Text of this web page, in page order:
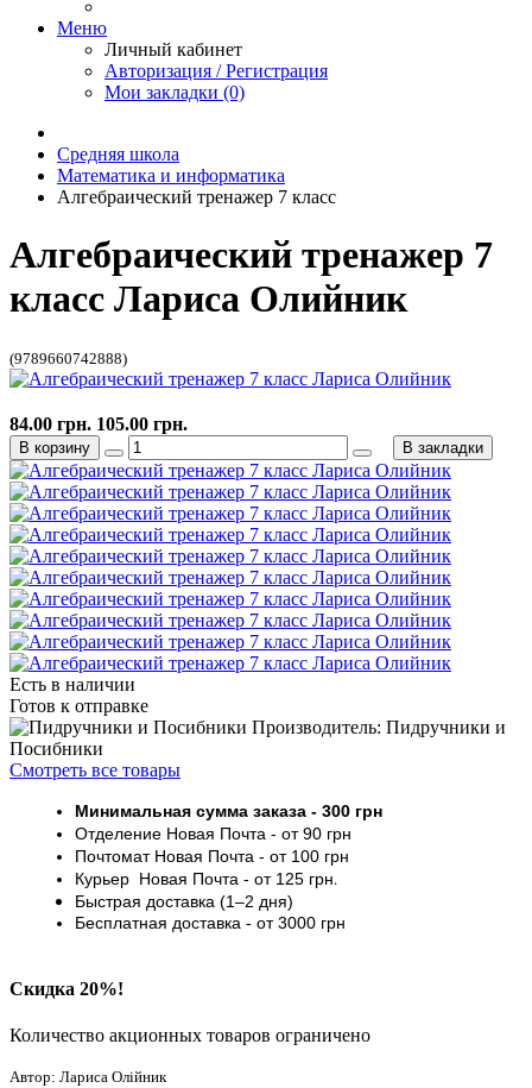
Меню
Личный кабинет
Авторизация / Регистрация
Мои закладки (0)
Средняя школа
Математика и информатика
Алгебраический тренажер 7 класс
Алгебраический тренажер 7
класс Лариса Олийник
(9789660742888)
Есть в наличии
Готов к отправке
Производитель: Пидручники и
Посибники
Смотреть все товары
Минимальная сумма заказа - 300 грн
Отделение Новая Почта - от 90 грн
ПочтоматНовая Почта - от 100 грн
Курьер Новая Почта - от 125 грн.
Быстрая доставка (1–2 дня)
Бесплатная доставка - от 3000 грн
Скидка 20%!
Количество акционных товаров ограничено
Автор: Лариса Олійник
84.00 грн. 105.00 грн.
В корзину В закладки